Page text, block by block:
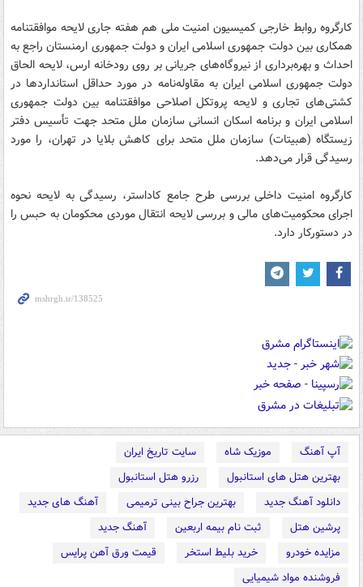
کارگروه روابط خارجی کمیسیون امنیت ملی هم هفته جاری لایحه موافقتنامه
همکاری بین دولت جمهوری اسلامی ایران و دولت جمهوری ارمنستان راجع به
احداث و بهره‌برداری از نیروگاه‌های جریانی بر روی رودخانه ارس، لایحه الحاق
دولت جمهوری اسلامی ایران به مقاوله‌نامه در مورد حداقل استانداردها در
کشتی‌های تجاری و لایحه پروتکل اصلاحی موافقتنامه بین دولت جمهوری
اسلامی ایران و برنامه اسکان انسانی سازمان ملل متحد جهت تأسیس دفتر
زیستگاه (هبیتات) سازمان ملل متحد برای کاهش بلایا در تهران، را مورد
رسیدگی قرار می‌دهد.
کارگروه امنیت داخلی بررسی طرح جامع کاداستر، رسیدگی به لایحه نحوه
اجرای محکومیت‌های مالی و بررسی لایحه انتقال موردی محکومان به حبس را
در دستورکار دارد.
آپ آهنگ موزیک شاه
سایت تاریخ ایران
بهترین هتل های استانبول
رزرو هتل استانبول
دانلود آهنگ جدید
بهترین جراح بینی ترمیمی
آهنگ های جدید
پرشین هتل
ثبت نام بیمه اربعین
آهنگ جدید
مزایده خودرو
خرید بلیط استخر
قیمت ورق آهن پرایس
فروشنده مواد شیمیایی